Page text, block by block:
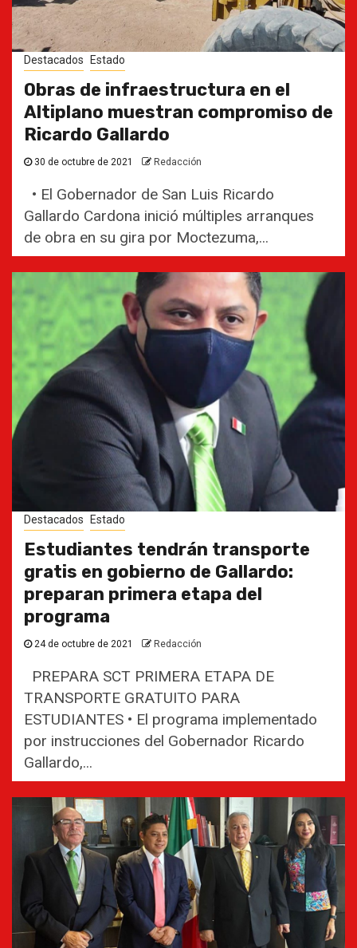
Destacados Estado
Obras de infraestructura en el
Altiplano muestran compromiso de
Ricardo Gallardo
30 de octubre de 2021 Redacción
• El Gobernador de San Luis Ricardo
Gallardo Cardona inició múltiples arranques
de obra en su gira por Moctezuma,...
Destacados Estado
Estudiantes tendrán transporte
gratis en gobierno de Gallardo:
preparan primera etapa del
programa
24 de octubre de 2021 Redacción
PREPARA SCT PRIMERA ETAPA DE
TRANSPORTE GRATUITO PARA
ESTUDIANTES • El programa implementado
por instrucciones del Gobernador Ricardo
Gallardo,...